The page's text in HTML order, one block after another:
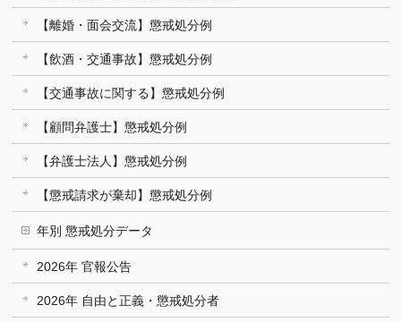
【離婚・面会交流】懲戒処分例
【飲酒・交通事故】懲戒処分例
【交通事故に関する】懲戒処分例
【顧問弁護士】懲戒処分例
【弁護士法人】懲戒処分例
【懲戒請求が棄却】懲戒処分例
年別 懲戒処分データ
2026年 官報公告
2026年 自由と正義・懲戒処分者